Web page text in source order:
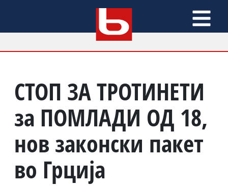
СТОП ЗА ТРОТИНЕТИ
за ПОМЛАДИ ОД 18,
нов законски пакет
во Грција